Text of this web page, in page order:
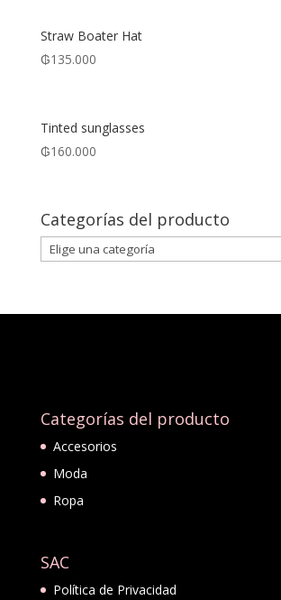
Straw Boater Hat
₲135.000
Tinted sunglasses
₲160.000
Categorías del producto
Categorías del producto
Accesorios
Moda
Ropa
SAC
Política de Privacidad